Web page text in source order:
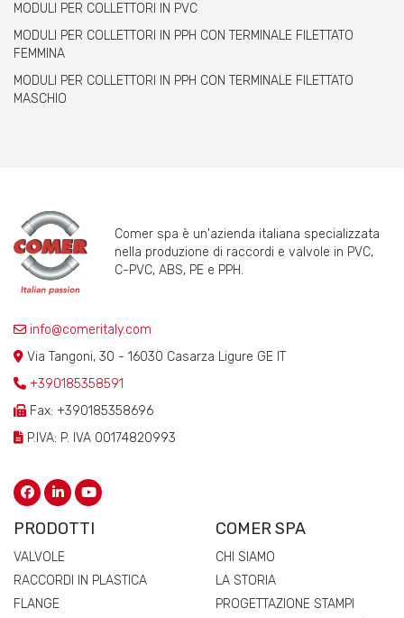
MODULI PER COLLETTORI IN PVC
MODULI PER COLLETTORI IN PPH CON TERMINALE FILETTATO
FEMMINA
MODULI PER COLLETTORI IN PPH CON TERMINALE FILETTATO
MASCHIO
Comer spa è un'azienda italiana specializzata
nella produzione di raccordi e valvole in PVC,
C-PVC, ABS, PE e PPH.
info@comeritaly.com
Via Tangoni, 30 - 16030 Casarza Ligure GE IT
+390185358591
Fax: +390185358696
P.IVA: P. IVA 00174820993
PRODOTTI
VALVOLE
RACCORDI IN PLASTICA
FLANGE
COMER SPA
CHI SIAMO
LA STORIA
PROGETTAZIONE STAMPI